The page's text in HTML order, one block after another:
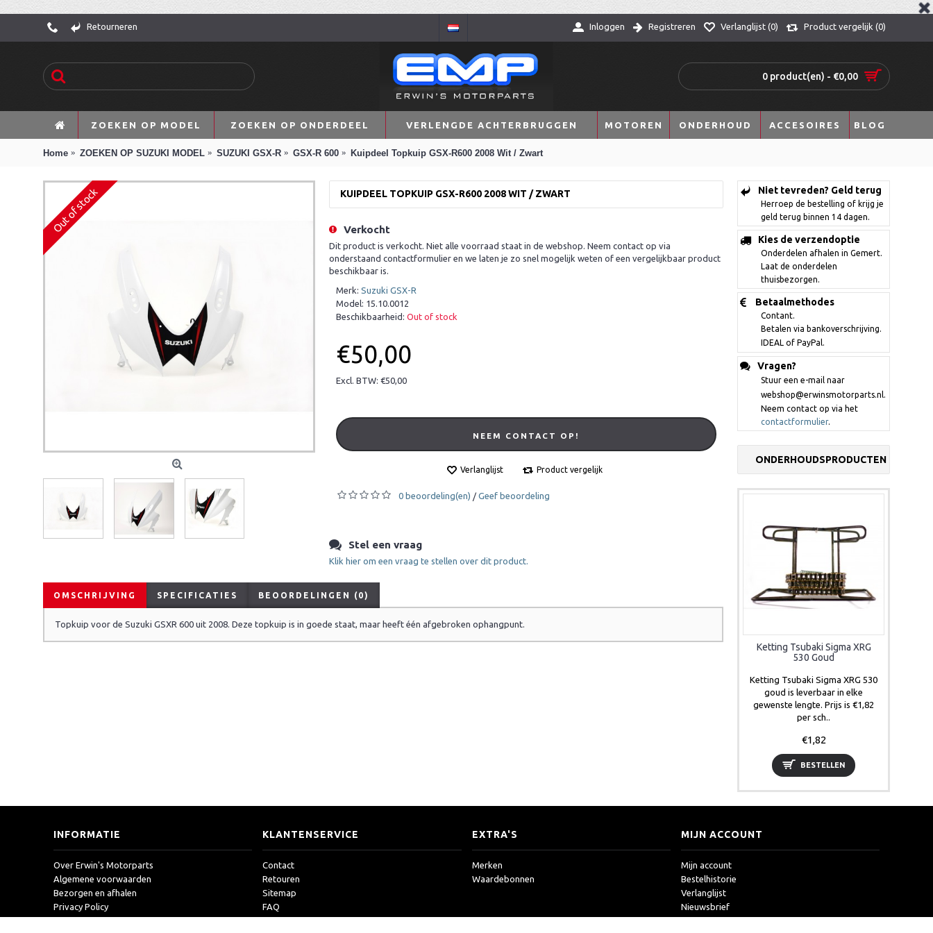
Retourneren Inloggen Registreren Verlanglijst (0) Product vergelijk (0)
0 product(en) - €0,00
ZOEKEN OP MODEL ZOEKEN OP ONDERDEEL VERLENGDE ACHTERBRUGGEN MOTOREN ONDERHOUD ACCESOIRES BLOG
Home ZOEKEN OP SUZUKI MODEL SUZUKI GSX-R GSX-R 600 Kuipdeel Topkuip GSX-R600 2008 Wit / Zwart
Niet tevreden? Geld terug
Herroep de bestelling of krijg je
geld terug binnen 14 dagen.
Kies de verzendoptie
Onderdelen afhalen in Gemert.
Laat de onderdelen
thuisbezorgen.
Betaalmethodes
Contant.
Betalen via bankoverschrijving.
IDEAL of PayPal.
Vragen?
Stuur een e-mail naar
webshop@erwinsmotorparts.nl.
Neem contact op via het
contactformulier.
ONDERHOUDSPRODUCTEN
Ketting Tsubaki Sigma XRG
530 Goud
Ketting Tsubaki Sigma XRG 530
goud is leverbaar in elke
gewenste lengte. Prijs is €1,82
per sch..
€1,82
BESTELLEN
Out of stock KUIPDEEL TOPKUIP GSX-R600 2008 WIT / ZWART
Verkocht
Dit product is verkocht. Niet alle voorraad staat in de webshop. Neem contact op via
onderstaand contactformulier en we laten je zo snel mogelijk weten of een vergelijkbaar product
beschikbaar is.
Merk: Suzuki GSX-R
Model: 15.10.0012
Beschikbaarheid: Out of stock
€50,00
Excl. BTW: €50,00
NEEM CONTACT OP!
Verlanglijst Product vergelijk
0 beoordeling(en) / Geef beoordeling
Stel een vraag
Klik hier om een vraag te stellen over dit product.
OMSCHRIJVING SPECIFICATIES BEOORDELINGEN (0)
Topkuip voor de Suzuki GSXR 600 uit 2008. Deze topkuip is in goede staat, maar heeft één afgebroken ophangpunt.
INFORMATIE
Over Erwin's Motorparts
Algemene voorwaarden
Bezorgen en afhalen
Privacy Policy
KLANTENSERVICE
Contact
Retouren
Sitemap
FAQ
EXTRA'S
Merken
Waardebonnen
MIJN ACCOUNT
Mijn account
Bestelhistorie
Verlanglijst
Nieuwsbrief